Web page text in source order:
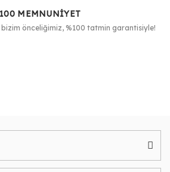
MEMNUNİYET
önceliğimiz, %100 tatmin garantisiyle!